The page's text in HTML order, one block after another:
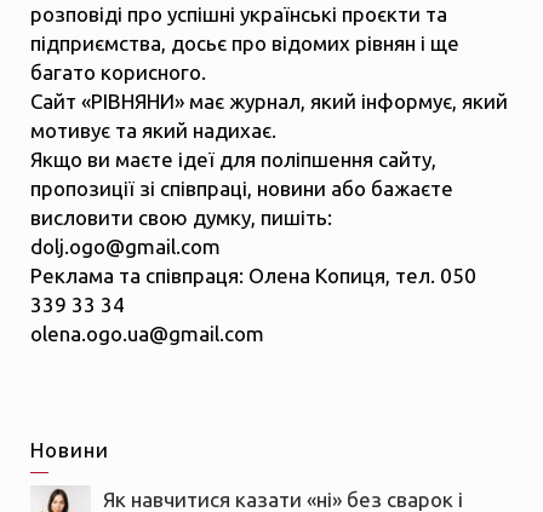
розповіді про успішні українські проєкти та
підприємства, досьє про відомих рівнян і ще
багато корисного.
Сайт «РІВНЯНИ» має журнал, який інформує, який
мотивує та який надихає.
Якщо ви маєте ідеї для поліпшення сайту,
пропозиції зі співпраці, новини або бажаєте
висловити свою думку, пишіть:
dolj.ogo@gmail.com
Реклама та співпраця: Олена Копиця, тел. 050
339 33 34
olena.ogo.ua@gmail.com
Новини
Як навчитися казати «ні» без сварок і